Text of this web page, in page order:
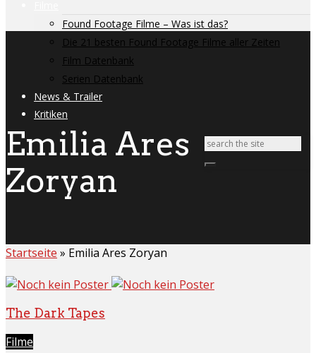
Found Footage Filme – Was ist das?
Die 21 besten Found Footage Filme aller Zeiten
Film Datenbank
Serien Datenbank
News & Trailer
Kritiken
Emilia Ares
Zoryan
Startseite » Emilia Ares Zoryan
The Dark Tapes
Filme